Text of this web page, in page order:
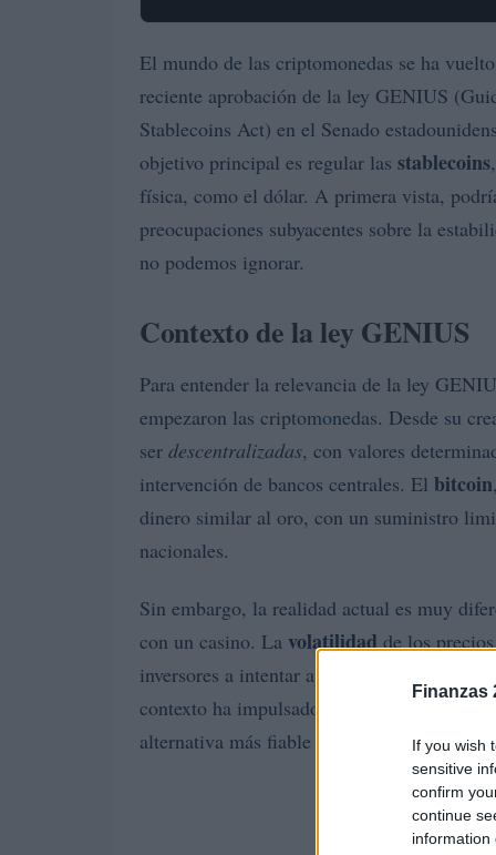
Finanzas
If you wish
sensitive
confirm
continue
information
El mundo de las criptomonedas se ha
reciente aprobación de la ley GENIUS
Stablecoins Act) en el Senado
objetivo principal es regular las stablecoins
física, como el dólar. A primera vista,
preocupaciones subyacentes sobre la
no podemos ignorar.
Contexto de la ley GENIUS
Para entender la relevancia de la ley
empezaron las criptomonedas. Desde su
ser descentralizadas, con valores
intervención de bancos centrales. El bitcoin
dinero similar al oro, con un suministro
nacionales.
Sin embargo, la realidad actual es muy
con un casino. La volatilidadde los
inversores a intentar aprovechar esta
contexto ha impulsado a la industria a
alternativa más fiable al vincular su valor a